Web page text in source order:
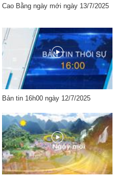
Cao Bằng ngày mới ngày 13/7/2025
Bản tin 16h00 ngày 12/7/2025